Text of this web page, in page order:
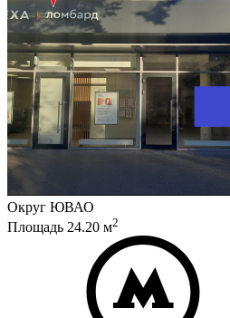
Округ ЮВАО
Площадь 24.20 м2